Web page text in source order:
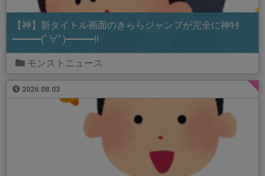
【神】新タイトル画面のきららジャンプが完全に神ｷﾀ
━━━(ﾟ∀ﾟ)━━━!!
モンストニュース
2026.08.03